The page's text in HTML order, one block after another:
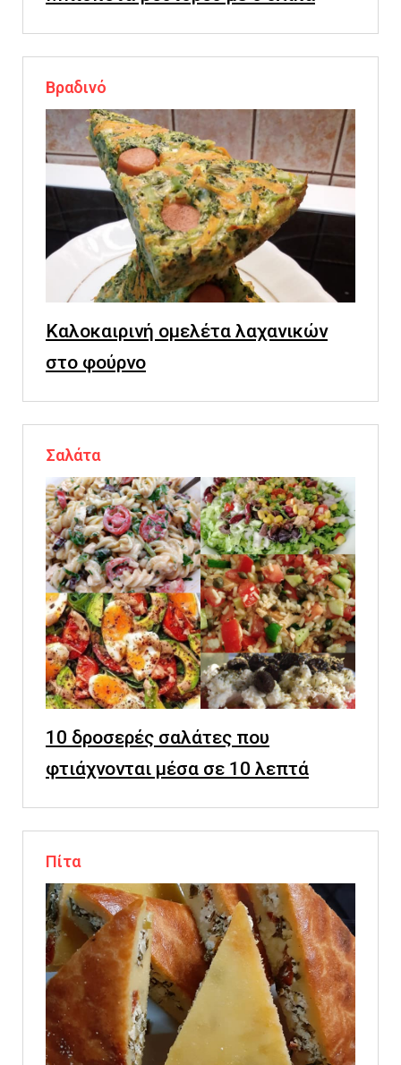
Βραδινό
Καλοκαιρινή ομελέτα λαχανικών
στο φούρνο
Σαλάτα
10 δροσερές σαλάτες που
φτιάχνονται μέσα σε 10 λεπτά
Πίτα